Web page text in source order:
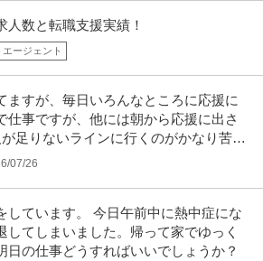
数と転職支援実績！
ージェント
ますが、毎日いろんなところに応援に
仕事ですが、他には朝から応援に出さ
足りないラインに行くのがかなり苦痛
07/26
しています。 今日午前中に熱中症にな
してしまいました。帰って家でゆっく
日の仕事どうすればいいでしょうか？